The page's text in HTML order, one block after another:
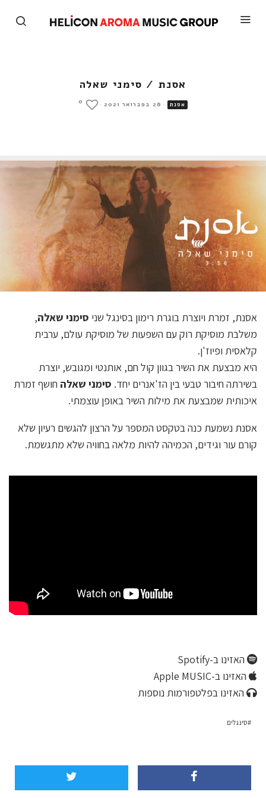
אסנת / סימני שאלה
אסנת · 28 בפברואר 2021 ·
0
אסנת, זמרת ויוצרת בוגרת רימון בסינגל שני סימני שאלה,
משלבת מוסיקת רוק עם השפעות של מוסיקת עולם, ערבית
קלאסית ופיוז'ן.
היא מבצעת את השיר בגוון קול חם, אותנטי ומגובש, יוצרת
בשירתה חיבור טבעי בין הז'אנרים יחד. סימני שאלה חושף זמרת
איכותית שמבצעת את מילות השיר באופן עוצמתי.
אסנת נשמעת כנה בטקסט המספר על הרצון להגשים רעיון שלא
קורם עור וגידים, הכמיהה להיות מלאה בחוויה שלא מתגשמת.
האזינו ב-Spotify
האזינו ב-Apple MUSIC
האזינו בפלטפורמות נוספות
סינגלים